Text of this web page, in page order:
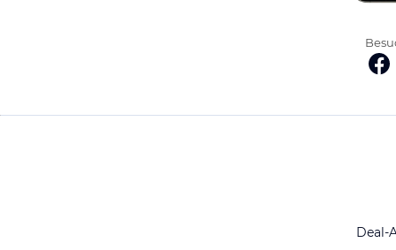
Deal-